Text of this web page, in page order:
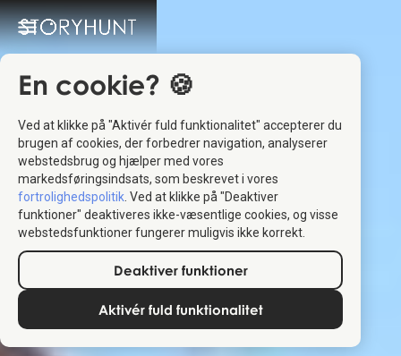
En cookie? 🍪
Ved at klikke på "Aktivér fuld funktionalitet" accepterer du
brugen af cookies, der forbedrer navigation, analyserer
webstedsbrug og hjælper med vores
markedsføringsindsats, som beskrevet i vores
fortrolighedspolitik . Ved at klikke på "Deaktiver
funktioner" deaktiveres ikke-væsentlige cookies, og visse
webstedsfunktioner fungerer muligvis ikke korrekt.
Deaktiver funktioner
Aktivér fuld funktionalitet